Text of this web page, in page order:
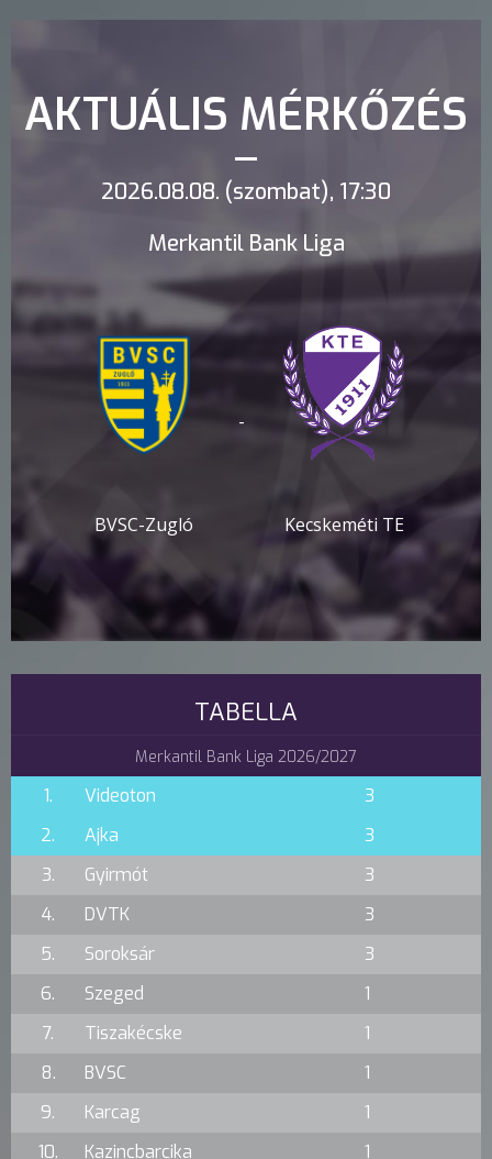
AKTUÁLIS MÉRKŐZÉS
2026.08.08. (szombat), 17:30
Merkantil Bank Liga
BVSC-Zugló
-
Kecskeméti TE
TABELLA
Merkantil Bank Liga 2026/2027
1. Videoton
3
2.
Ajka
3
3.
Gyirmót
3
4.
DVTK
3
5.
Soroksár
3
6.
Szeged
1
7.
Tiszakécske
1
8.
BVSC
1
9.
Karcag
1
10.
Kazincbarcika 1